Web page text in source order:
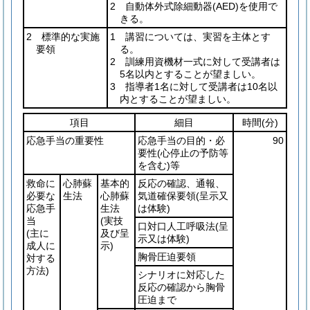
2 自動体外式除細動器(AED)を使用で
きる。
2 標準的な実施
要領
1 講習については、実習を主体とす
る。
2 訓練用資機材一式に対して受講者は
5名以内とすることが望ましい。
3 指導者1名に対して受講者は10名以
内とすることが望ましい。
項目 細目 時間(分)
応急手当の重要性
応急手当の目的・必
要性(心停止の予防等
を含む)等
90
救命に
必要な
応急手
当
(主に
成人に
対する
方法)
心肺蘇
生法
基本的
心肺蘇
生法
(実技
及び呈
示)
反応の確認、通報、
気道確保要領(呈示又
は体験)
口対口人工呼吸法(呈
示又は体験)
胸骨圧迫要領
シナリオに対応した
反応の確認から胸骨
圧迫まで